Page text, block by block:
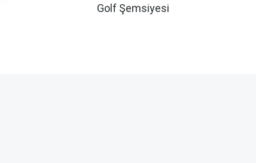
Golf Şemsiyesi